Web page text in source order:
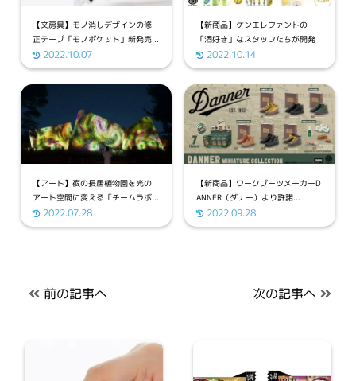
【文房具】モノ消しデザインの修
正テープ「モノポケット」新発売...
2022.10.07
【新商品】ケンエレファントの
「酒好き」なスタッフたちが開発
し...2022.10.14
【アート】夜の長居植物園を光の
アート空間に変える「チームラボ...
2022.07.28
【新商品】ワークブーツメーカーD
ANNER（ダナー）より許諾...
2022.09.28
前の記事へ 次の記事へ